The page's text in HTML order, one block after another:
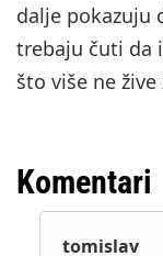
dalje pokazuju
trebaju čuti da
što više ne žive
Komentari
tomislav